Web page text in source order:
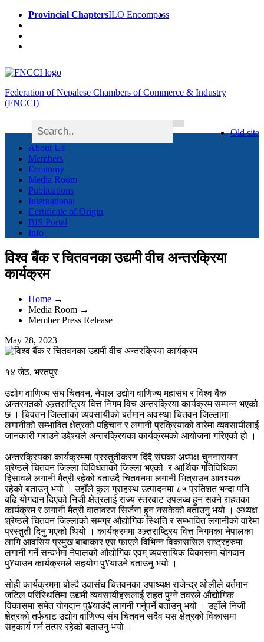
Provincial ChaptersILO Encompass
Federation of Nepalese Chambers of Commerce & Industry
(FNCCI)
Old site
About Us
Members
Economy
Media Room
Publications
International
Certificate of Origin
BIS Portal
Info
विश्व बैंक र चितवनका उद्यमी वीच अन्तरक्रिया
कार्यक्रम
Home →
Media Room →
Member Press Release
May 28, 2023
१४ जेठ, भरतपुर
उद्योग वाणिज्य संघ चितवन, नेपाल उद्योग वाणिज्य महासंघ र विश्व बैंक
अन्तरगतको अन्र्तराष्ट्रिय वित्त निगम विच अन्तरक्रिया कार्यक्रम सम्पन्न भएको
छ । चिवतन जिल्लाका व्यवसायीको बर्तमान अवस्था चितवन जिल्लामा
लगानीको सम्भावित क्षेत्रको पहिचान र लगानी प्रक्रियाको वारेमा व्यवसायीलाई
जानकारी गराउने उद्देश्यले अन्तरक्रियका कार्यक्रमको आयोजना गरिएको हो ।
अन्तरक्रियका कार्यक्रममा प्रस्तुतीकरण दिंदै संघका अध्यक्ष चुननारायण
श्रेष्ठले चितवन जिल्ला विविधताको जिल्ला भएको र आर्थिक गतिविधिका
हिसावले लगानी मैत्री रहेको बताउंदै चितवनमा लगानी भित्राउन आवश्यक
रहेको बताउनु भयो । उहाँले कुल ग्राहस्थ उत्पादनमा ८५ प्रतिशत भन्दा पनि
बढि योगदान दिएको निजी क्षेत्रलाई राज्य स्तरबाट उपलब्ध हुन सक्ने राहतका
कार्यक्रम र लगानी मैत्री वातावरण सिर्जना हुन नसकेको बताउनु भयो । अध्यक्ष
श्रेष्ठले चितवन जिल्लाको समग्र औद्योगिक स्थिति र सम्भावित लगानीको वारेमा
प्रस्तुती दिनु भएको थियो । कार्यक्रममा अन्र्तराष्ट्रिय वित्त निगमका नेपालका
लागि आवसिय प्रमुख बाबाकार एस फाएले विभिन्न विकाससिल राष्ट्रहरुमा
लगानी गर्ने सन्दर्भमा नेपालको औद्योगिक एवम् व्यवसायिक विकासमा योगदान
पु¥याउन कार्यक्रमले सहयोग पु¥याउने बताउनु भयो ।
सोही कार्यक्रममा बोल्दै उवासंघ चितवनका उपाध्यक्ष राजेन्द्र ओलीले बर्तमान
जटिल परिस्थितिमा उद्यमी व्यवसायीहरूलाई राहत पुग्ने तवरले औद्योगिक
विकासमा समेत योगदान पु¥याउंदै लागनी गर्नुपर्ने बताउनु भयो । उहाँले निजी
क्षेत्रको तर्फबाट उद्योग वाणिज्य संघ चितवन सदैव यस क्षेत्रको विकासमा
सहकार्य गर्न तत्पर रहेको बताउनु भयो ।